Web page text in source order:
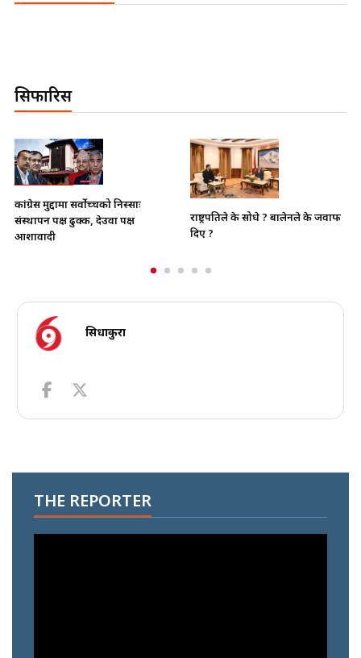
सिफारिस
राष्ट्रपतिले के सोधे ? बालेनले के जवाफ
दिए ?
क्रियाकलापप्रति सरकार पूर्ण रुपमा सचेत
छ
सिधाकुरा
THE REPORTER